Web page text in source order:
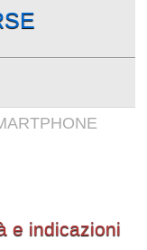
e indicazioni